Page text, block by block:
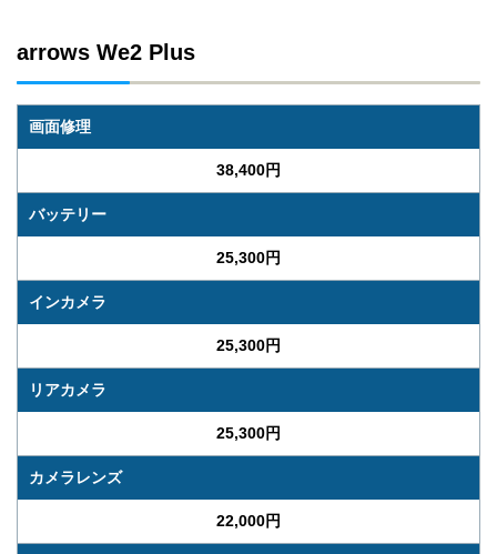
arrows We2 Plus
画面修理
38,400円
バッテリー
25,300円
インカメラ
25,300円
リアカメラ
25,300円
カメラレンズ
22,000円